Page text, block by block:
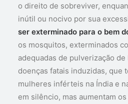
o direito de sobreviver,
inútil ou nocivo por sua
ser exterminado para o bem
os mosquitos, exterminados
adequadas de pulverização
doenças fatais induzidas, que
mulheres inférteis na Índia e
em silêncio, mas aumentam